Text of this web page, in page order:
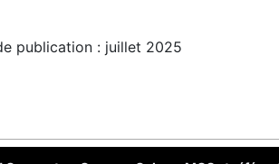
publication : juillet 2025